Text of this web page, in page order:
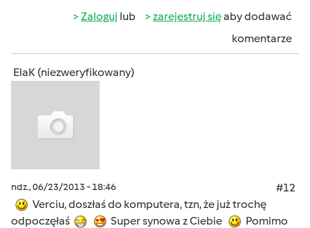
Zaloguj lub zarejestruj sięaby dodawać
komentarze
ElaK (niezweryfikowany)
ndz., 06/23/2013 - 18:46
#12
Verciu, doszłaś do komputera, tzn, że już trochę
odpoczęłaś
Super synowa z Ciebie
Pomimo